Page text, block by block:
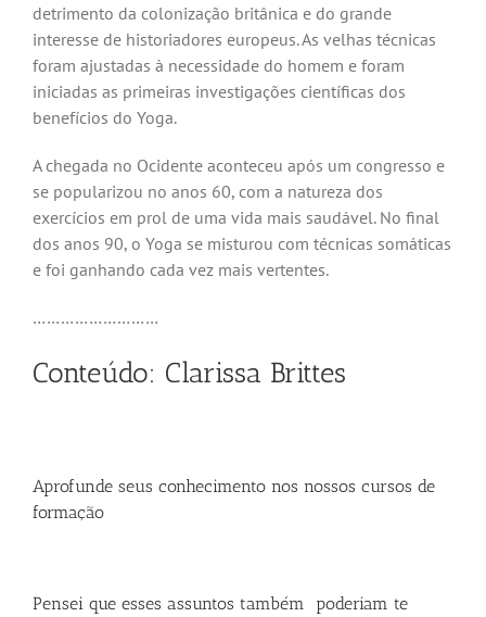
detrimento da colonização britânica e do grande
interesse de historiadores europeus. As velhas técnicas
foram ajustadas à necessidade do homem e foram
iniciadas as primeiras investigações científicas dos
benefícios do Yoga.
A chegada no Ocidente aconteceu após um congresso e
se popularizou no anos 60, com a natureza dos
exercícios em prol de uma vida mais saudável. No final
dos anos 90, o Yoga se misturou com técnicas somáticas
e foi ganhando cada vez mais vertentes.
………………………
Conteúdo: Clarissa Brittes
Aprofunde seus conhecimento nos nossos cursos de
formação
Pensei que esses assuntos também poderiam te